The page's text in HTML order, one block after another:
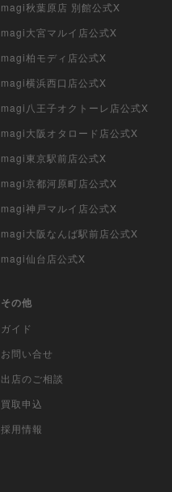
magi秋葉原店 別館公式X
magi大宮マルイ店公式X
magi柏モディ店公式X
magi横浜西口店公式X
magi八王子オクトーレ店公式X
magi大阪オタロード店公式X
magi東京駅前店公式X
magi京都河原町店公式X
magi神戸マルイ店公式X
magi大阪なんば駅前店公式X
magi仙台店公式X
その他
ガイド
お問い合せ
出店のご相談
買取申込
採用情報